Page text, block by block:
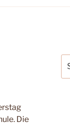
Die